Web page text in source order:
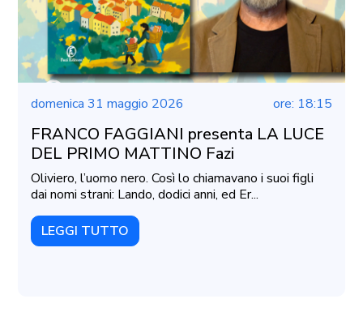
domenica 31 maggio 2026 ore: 18:15
FRANCO FAGGIANI presenta LA LUCE
DEL PRIMO MATTINO Fazi
Oliviero, l’uomo nero. Così lo chiamavano i suoi figli
dai nomi strani: Lando, dodici anni, ed Er...
LEGGI TUTTO